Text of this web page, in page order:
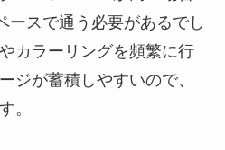
ースで通う必要があるでし
カラーリングを頻繁に行
ジが蓄積しやすいので、
。